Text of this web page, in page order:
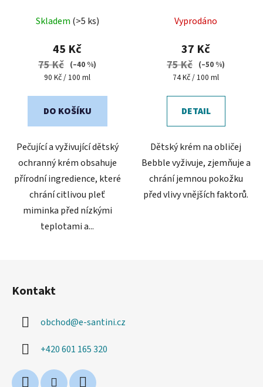
větru a chladu
hodnocení
produktu
je
5,0
5
Skladem (>5 ks)
45 Kč
75 Kč (–40 %)
Měrná
90 Kč / 100 ml
DO KOŠÍKU
Pečující a vyživující dětský
ochranný krém obsahuje
přírodní ingredience, které
chrání citlivou pleť
miminka před nízkými
teplotami a...
Vyprodáno
37 Kč
75 Kč (–50 %)
Měrná
74 Kč / 100 ml
DETAIL
Dětský krém na obličej
Bebble vyživuje, zjemňuje a
chrání jemnou pokožku
před vlivy vnějších faktorů.
Kontakt
obchod@e-santini.cz
+420 601 165 320